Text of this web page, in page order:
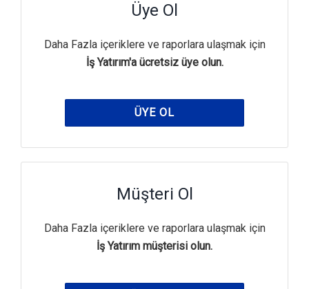
Üye Ol
Daha Fazla içeriklere ve raporlara ulaşmak için
İş Yatırım'a ücretsiz üye olun.
ÜYE OL
Müşteri Ol
Daha Fazla içeriklere ve raporlara ulaşmak için
İş Yatırım müşterisi olun.